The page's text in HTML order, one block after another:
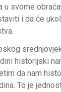
svome
i da će
historijski
da nam
To je